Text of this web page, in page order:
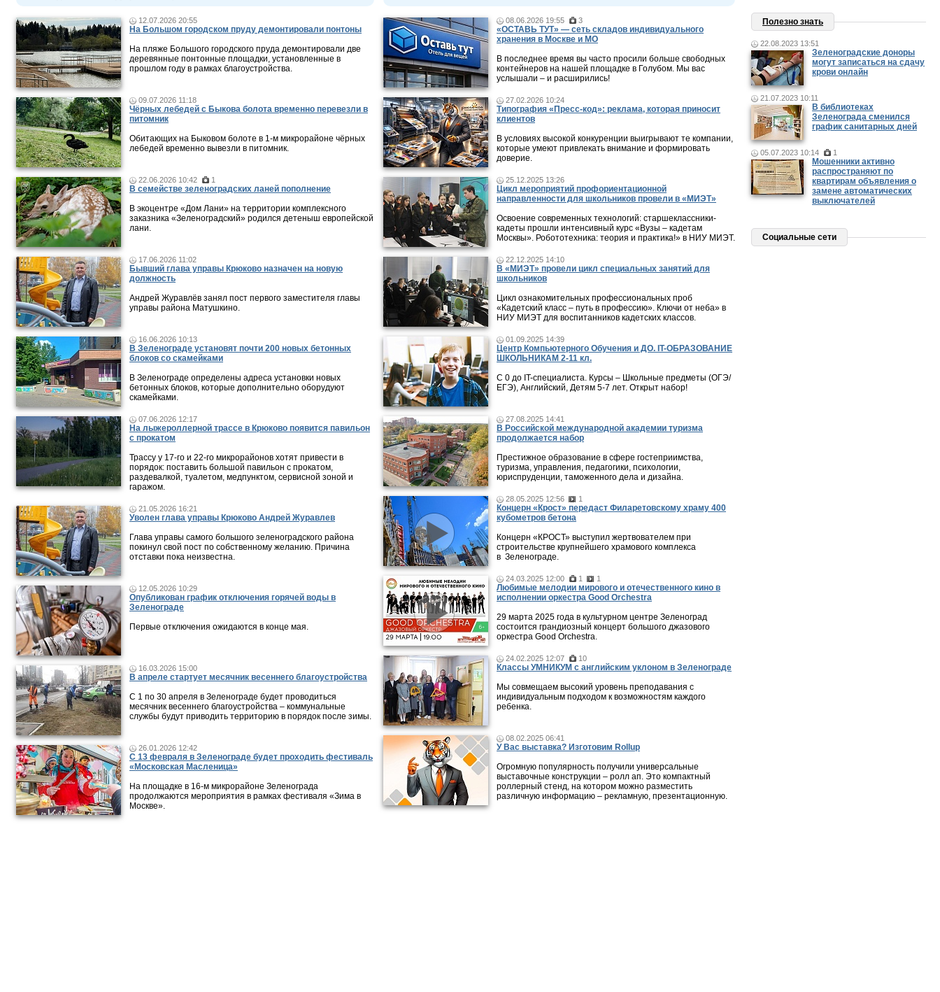
12.07.2026 20:55
На Большом городском пруду демонтировали понтоны
На пляже Большого городского пруда демонтировали две
деревянные понтонные площадки, установленные в
прошлом году в рамках благоустройства.
09.07.2026 11:18
Чёрных лебедей с Быкова болота временно перевезли в
питомник
Обитающих на Быковом болоте в 1-м микрорайоне чёрных
лебедей временно вывезли в питомник.
22.06.2026 10:42 1
В семействе зеленоградских ланей пополнение
В экоцентре «Дом Лани» на территории комплексного
заказника «Зеленоградский» родился детеныш европейской
лани.
17.06.2026 11:02
Бывший глава управы Крюково назначен на новую
должность
Андрей Журавлёв занял пост первого заместителя главы
управы района Матушкино.
16.06.2026 10:13
В Зеленограде установят почти 200 новых бетонных
блоков со скамейками
В Зеленограде определены адреса установки новых
бетонных блоков, которые дополнительно оборудуют
скамейками.
07.06.2026 12:17
На лыжероллерной трассе в Крюково появится павильон
с прокатом
Трассу у 17-го и 22-го микрорайонов хотят привести в
порядок: поставить большой павильон с прокатом,
раздевалкой, туалетом, медпунктом, сервисной зоной и
гаражом.
21.05.2026 16:21
Уволен глава управы Крюково Андрей Журавлев
Глава управы самого большого зеленоградского района
покинул свой пост по собственному желанию. Причина
отставки пока неизвестна.
12.05.2026 10:29
Опубликован график отключения горячей воды в
Зеленограде
Первые отключения ожидаются в конце мая.
16.03.2026 15:00
В апреле стартует месячник весеннего благоустройства
С 1 по 30 апреля в Зеленограде будет проводиться
месячник весеннего благоустройства – коммунальные
службы будут приводить территорию в порядок после зимы.
26.01.2026 12:42
С 13 февраля в Зеленограде будет проходить фестиваль
«Московская Масленица»
На площадке в 16-м микрорайоне Зеленограда
продолжаются мероприятия в рамках фестиваля «Зима в
Москве».
08.06.2026 19:55 3
«ОСТАВЬ ТУТ» — сеть складов индивидуального
хранения в Москве и МО
В последнее время вы часто просили больше свободных
контейнеров на нашей площадке в Голубом. Мы вас
услышали – и расширились!
27.02.2026 10:24
Типография «Пресс-код»: реклама, которая приносит
клиентов
В условиях высокой конкуренции выигрывают те компании,
которые умеют привлекать внимание и формировать
доверие.
25.12.2025 13:26
Цикл мероприятий профориентационной
направленности для школьников провели в «МИЭТ»
Освоение современных технологий: старшеклассники-
кадеты прошли интенсивный курс «Вузы – кадетам
Москвы». Робототехника: теория и практика!» в НИУ МИЭТ.
22.12.2025 14:10
В «МИЭТ» провели цикл специальных занятий для
школьников
Цикл ознакомительных профессиональных проб
«Кадетский класс – путь в профессию». Ключи от неба» в
НИУ МИЭТ для воспитанников кадетских классов.
01.09.2025 14:39
Центр Компьютерного Обучения и ДО. IT-ОБРАЗОВАНИЕ
ШКОЛЬНИКАМ 2-11 кл.
С 0 до IT-специалиста. Курсы – Школьные предметы (ОГЭ/
ЕГЭ), Английский, Детям 5-7 лет. Открыт набор!
27.08.2025 14:41
В Российской международной академии туризма
продолжается набор
Престижное образование в сфере гостеприимства,
туризма, управления, педагогики, психологии,
юриспруденции, таможенного дела и дизайна.
28.05.2025 12:56 1
Концерн «Крост» передаст Филаретовскому храму 400
кубометров бетона
Концерн «КРОСТ» выступил жертвователем при
строительстве крупнейшего храмового комплекса
в Зеленограде.
24.03.2025 12:00 1 1
Любимые мелодии мирового и отечественного кино в
исполнении оркестра Good Orchestra
29 марта 2025 года в культурном центре Зеленоград
состоится грандиозный концерт большого джазового
оркестра Good Orchestra.
24.02.2025 12:07 10
Классы УМНИКУМ с английским уклоном в Зеленограде
Мы совмещаем высокий уровень преподавания с
индивидуальным подходом к возможностям каждого
ребенка.
08.02.2025 06:41
У Вас выставка? Изготовим Rollup
Огромную популярность получили универсальные
выставочные конструкции – ролл ап. Это компактный
роллерный стенд, на котором можно разместить
различную информацию – рекламную, презентационную.
Полезно знать
22.08.2023 13:51
Зеленоградские доноры
могут записаться на сдачу
крови онлайн
21.07.2023 10:11
В библиотеках
Зеленограда сменился
график санитарных дней
05.07.2023 10:14 1
Мошенники активно
распространяют по
квартирам объявления о
замене автоматических
выключателей
Социальные сети